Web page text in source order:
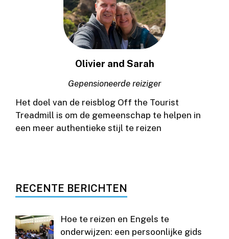
Olivier and Sarah
Gepensioneerde reiziger
Het doel van de reisblog Off the Tourist
Treadmill is om de gemeenschap te helpen in
een meer authentieke stijl te reizen
RECENTE BERICHTEN
Hoe te reizen en Engels te
onderwijzen: een persoonlijke gids